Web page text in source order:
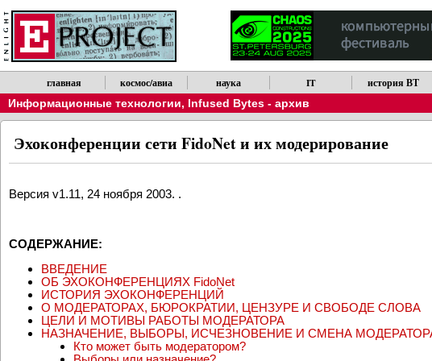
Обратите внимание, что новости можно получать по RSS.
главная космос/авиа наука IT
Информационные технологии,Infused Bytes - архив
Эхоконференции сети FidoNet и их модерирование
СОДЕРЖАНИЕ:
ВВЕДЕНИЕ
ОБ ЭХОКОНФЕРЕНЦИЯХ FidoNet
ИСТОРИЯ ЭХОКОНФЕРЕНЦИЙ
О МОДЕРАТОРАХ, БЮРОКРАТИИ, ЦЕНЗУРЕ И СВОБОДЕ СЛОВА
ЦЕЛИ И МОТИВЫ РАБОТЫ МОДЕРАТОРА
НАЗНАЧЕНИЕ, ВЫБОРЫ, ИСЧЕЗНОВЕНИЕ И СМЕНА МОДЕРАТОРА